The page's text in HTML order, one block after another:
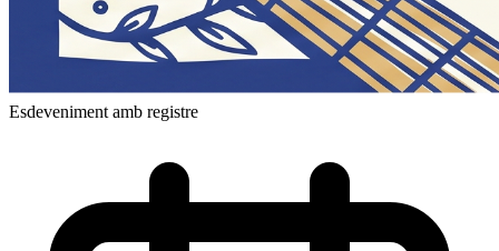
Esdeveniment amb registre